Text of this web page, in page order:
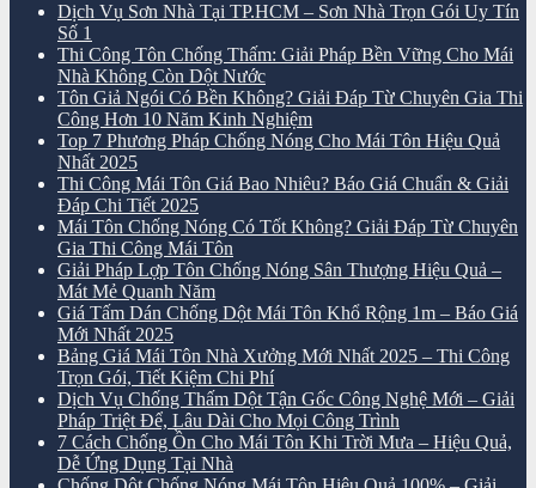
Dịch Vụ Sơn Nhà Tại TP.HCM – Sơn Nhà Trọn Gói Uy Tín
Số 1
Thi Công Tôn Chống Thấm: Giải Pháp Bền Vững Cho Mái
Nhà Không Còn Dột Nước
Tôn Giả Ngói Có Bền Không? Giải Đáp Từ Chuyên Gia Thi
Công Hơn 10 Năm Kinh Nghiệm
Top 7 Phương Pháp Chống Nóng Cho Mái Tôn Hiệu Quả
Nhất 2025
Thi Công Mái Tôn Giá Bao Nhiêu? Báo Giá Chuẩn & Giải
Đáp Chi Tiết 2025
Mái Tôn Chống Nóng Có Tốt Không? Giải Đáp Từ Chuyên
Gia Thi Công Mái Tôn
Giải Pháp Lợp Tôn Chống Nóng Sân Thượng Hiệu Quả –
Mát Mẻ Quanh Năm
Giá Tấm Dán Chống Dột Mái Tôn Khổ Rộng 1m – Báo Giá
Mới Nhất 2025
Bảng Giá Mái Tôn Nhà Xưởng Mới Nhất 2025 – Thi Công
Trọn Gói, Tiết Kiệm Chi Phí
Dịch Vụ Chống Thấm Dột Tận Gốc Công Nghệ Mới – Giải
Pháp Triệt Để, Lâu Dài Cho Mọi Công Trình
7 Cách Chống Ồn Cho Mái Tôn Khi Trời Mưa – Hiệu Quả,
Dễ Ứng Dụng Tại Nhà